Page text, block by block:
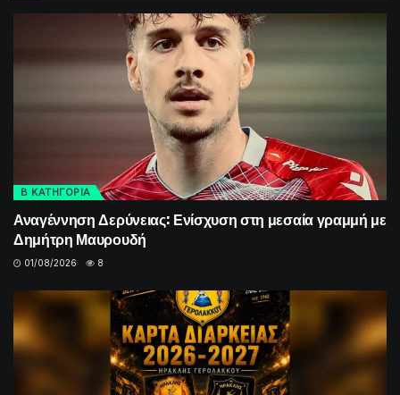
Β ΚΑΤΗΓΟΡΙΑ
Αναγέννηση Δερύνειας: Ενίσχυση στη μεσαία γραμμή με
Δημήτρη Μαυρουδή
01/08/2026 8